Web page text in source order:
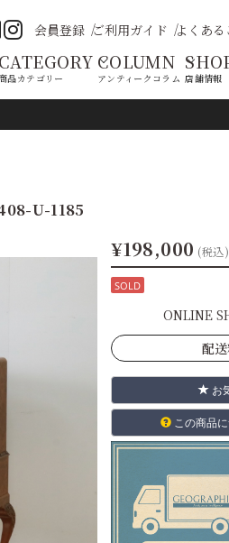
会員登録 ご利用ガイド よくあ
CATEGORY
品カテゴリー
COLUMN
アンティークコラム 店舗情報
U-1185
¥198,000 (税込)
SOLD
ONLINE
配
お
この商品